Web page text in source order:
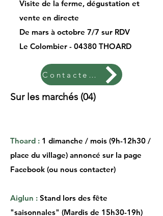
Visite de la ferme, dégustation et
vente en directe
De mars à octobre 7/7 sur RDV
Le Colombier - 04380 THOARD
Contactez nous
Sur les marchés (04)
Thoard : 1 dimanche / mois (9h-12h30 /
place du village) annoncé sur la page
Facebook (ou nous contacter)
Aiglun : Stand lors des fête
"saisonnales" (Mardis de 15h30-19h)